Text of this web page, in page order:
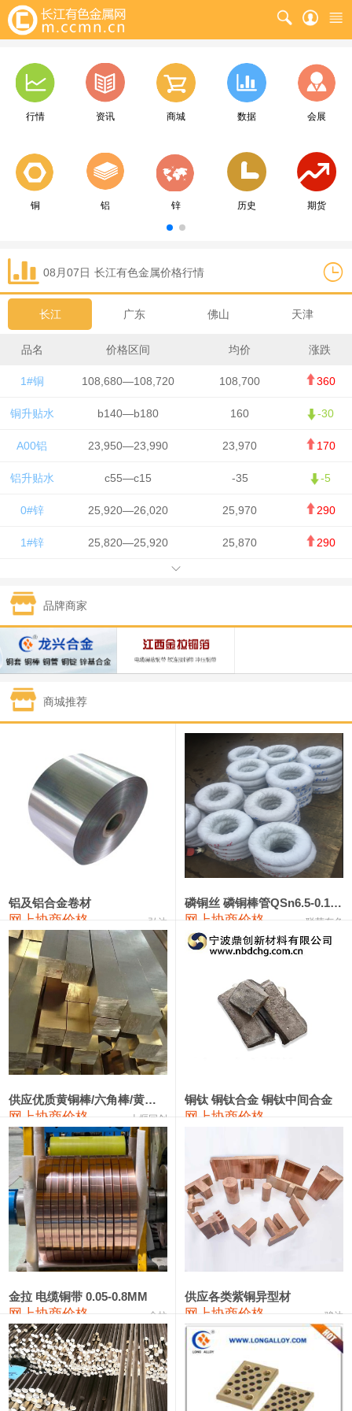
行情 资讯 商城 数据 会展
铜 铝 锌 历史 期货
08月07日 长江有色金属价格行情
长江 广东 佛山 天津
品名 价格区间 均价 涨跌
1#铜 108,680—108,720 108,700 360
铜升贴水 b140—b180 160 -30
A00铝 23,950—23,990 23,970 170
铝升贴水 c55—c15 -35 -5
0#锌 25,920—26,020 25,970 290
1#锌 25,820—25,920 25,870 290
1#锡 434,000—436,000
1#镍 129,550—130,750
1#白银 15,100—15,110 15,105 -70
钯金
331,000 -10,000
89,000—95,000 92,000 1,000
2#锑 85,000—91,000 88,000 1,000
1#镁 17,000—18,000 17,500 0
18,900—19,100 19,000 100
1#电解锰(99.7%袋装) 18,000—18,200 18,100 100
1#铬 60,000—82,000
553#硅 9,300—9,500
441#硅 9,600—9,800 9,700
3303#硅 10,300—10,500 10,400
2202#硅 14,100—14,300
金属硅3303#-2202# 10,400—14,200 12,300 0
漆包线 111,970—115,970 113,970
磷铜合金 110,800—117,600 114,200 400
无氧铜丝(硬) 109,710—110,010 109,860
R410A专用紫铜管 113,700—113,700
铸造铝合金锭(A380） 26,300—26,500 26,400 100
铝合金ADC12 24,200—24,400 100
铸造铝合金锭(ZL102) 24,300—24,500 24,400
品牌商家
商城推荐
铝及铝合金卷材
网上协商价格 弘达
磷铜丝 磷铜棒管QSn6.5-0.1 7-0.2 8-0.3
网上协商价格 联荣有色
供应优质黄铜棒/六角棒/黄铜方板
网上协商价格 十堰同创
铜钛 铜钛合金 铜钛中间合金
网上协商价格
金拉 电缆铜带 0.05-0.8MM
网上协商价格 金拉
供应各类紫铜异型材
网上协商价格 骏达